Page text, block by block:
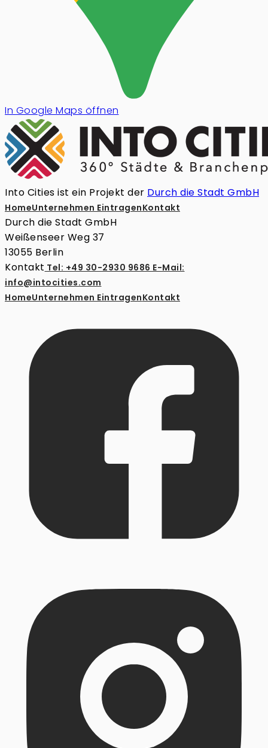
In Google Maps öffnen
Into Cities ist ein Projekt der Durch die Stadt GmbH
HomeUnternehmen EintragenKontakt
Durch die Stadt GmbH
Weißenseer Weg 37
13055 Berlin
Kontakt Tel: +49 30-2930 9686 E-Mail:
info@intocities.com
HomeUnternehmen EintragenKontakt